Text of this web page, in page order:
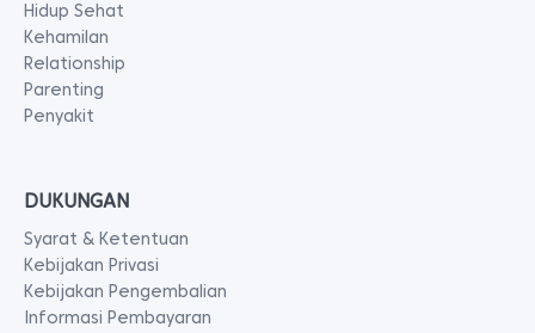
Hidup Sehat
Kehamilan
Relationship
Parenting
Penyakit
DUKUNGAN
Syarat & Ketentuan
Kebijakan Privasi
Kebijakan Pengembalian
Informasi Pembayaran